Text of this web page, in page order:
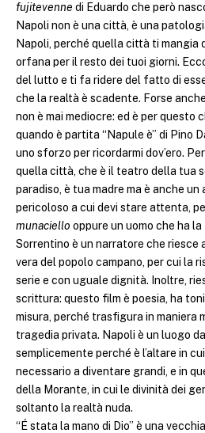
fujitevenne di Eduardo che però
Napoli non è una città, è una
Napoli, perché quella città ti mangia
orfana per il resto dei tuoi giorni.
del lutto e ti fa ridere del fatto di
che la realtà è scadente. Forse
non è mai mediocre: ed è per questo
quando è partita “Napule è” di Pino
uno sforzo per ricordarmi dov’ero.
quella città, che è il teatro della tua
paradiso, è tua madre ma è anche un
pericoloso a cui devi stare attenta,
munaciello oppure un uomo che ha
Sorrentino è un narratore che riesce
vera del popolo campano, per cui la
serie e con uguale dignità. Inoltre,
scrittura: questo film è poesia, ha
misura, perché trasfigura in maniera
tragedia privata. Napoli è un luogo
semplicemente perché è l’altare in
necessario a diventare grandi, e in
della Morante, in cui le divinità dei
soltanto la realtà nuda.
“É stata la mano di Dio” è una